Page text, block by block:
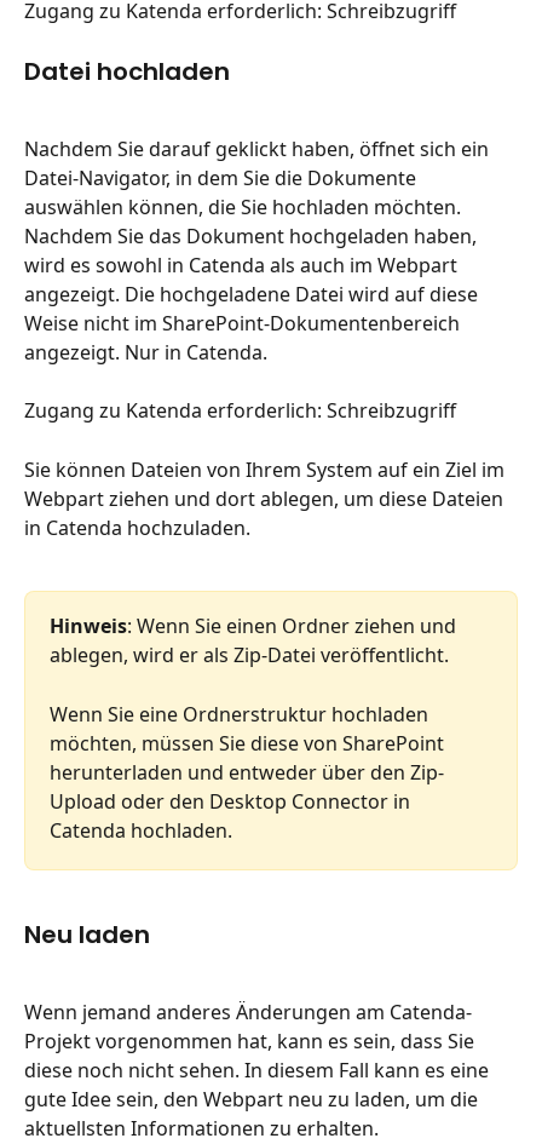
Zugang zu Katenda erforderlich: Schreibzugriff
Datei hochladen
Nachdem Sie darauf geklickt haben, öffnet sich ein
Datei-Navigator, in dem Sie die Dokumente
auswählen können, die Sie hochladen möchten.
Nachdem Sie das Dokument hochgeladen haben,
wird es sowohl in Catenda als auch im Webpart
angezeigt. Die hochgeladene Datei wird auf diese
Weise nicht im SharePoint-Dokumentenbereich
angezeigt. Nur in Catenda.
Zugang zu Katenda erforderlich: Schreibzugriff
Sie können Dateien von Ihrem System auf ein Ziel im
Webpart ziehen und dort ablegen, um diese Dateien
in Catenda hochzuladen.
Hinweis: Wenn Sie einen Ordner ziehen und
ablegen, wird er als Zip-Datei veröffentlicht.
Wenn Sie eine Ordnerstruktur hochladen
möchten, müssen Sie diese von SharePoint
herunterladen und entweder über den Zip-
Upload oder den Desktop Connector in
Catenda hochladen.
Neu laden
Wenn jemand anderes Änderungen am Catenda-
Projekt vorgenommen hat, kann es sein, dass Sie
diese noch nicht sehen. In diesem Fall kann es eine
gute Idee sein, den Webpart neu zu laden, um die
aktuellsten Informationen zu erhalten.